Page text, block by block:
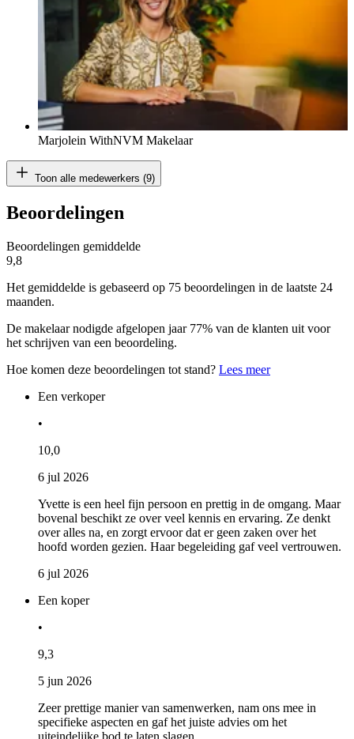
Marjolein WithNVM Makelaar
Toon alle medewerkers (9)
Beoordelingen
Beoordelingen gemiddelde
9,8
Het gemiddelde is gebaseerd op 75 beoordelingen in de laatste 24
maanden.
De makelaar nodigde afgelopen jaar 77% van de klanten uit voor
het schrijven van een beoordeling.
Hoe komen deze beoordelingen tot stand? Lees meer
Een verkoper
•
10,0
6 jul 2026
Yvette is een heel fijn persoon en prettig in de omgang. Maar
bovenal beschikt ze over veel kennis en ervaring. Ze denkt
over alles na, en zorgt ervoor dat er geen zaken over het
hoofd worden gezien. Haar begeleiding gaf veel vertrouwen.
6 jul 2026
Een koper
•
9,3
5 jun 2026
Zeer prettige manier van samenwerken, nam ons mee in
specifieke aspecten en gaf het juiste advies om het